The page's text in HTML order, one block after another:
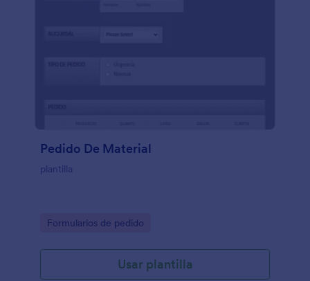
Pedido De Material
plantilla
Go to Category:
Formularios de pedido
Usar plantilla